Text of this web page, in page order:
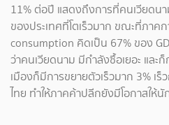
11% ต่อปี แสดงถึงการที่คนเวียดน
ของประเทศที่โตเร็วมาก ขณะที่ภาค
consumption คิดเป็น 67% ของ
ว่าคนเวียดนาม มีกำลังซื้อเยอะ และ
เมืองก็มีการขยายตัวเร็วมาก 3% เร็
ไทย ทำให้ภาคค้าปลีกยังมีโอกาสให้